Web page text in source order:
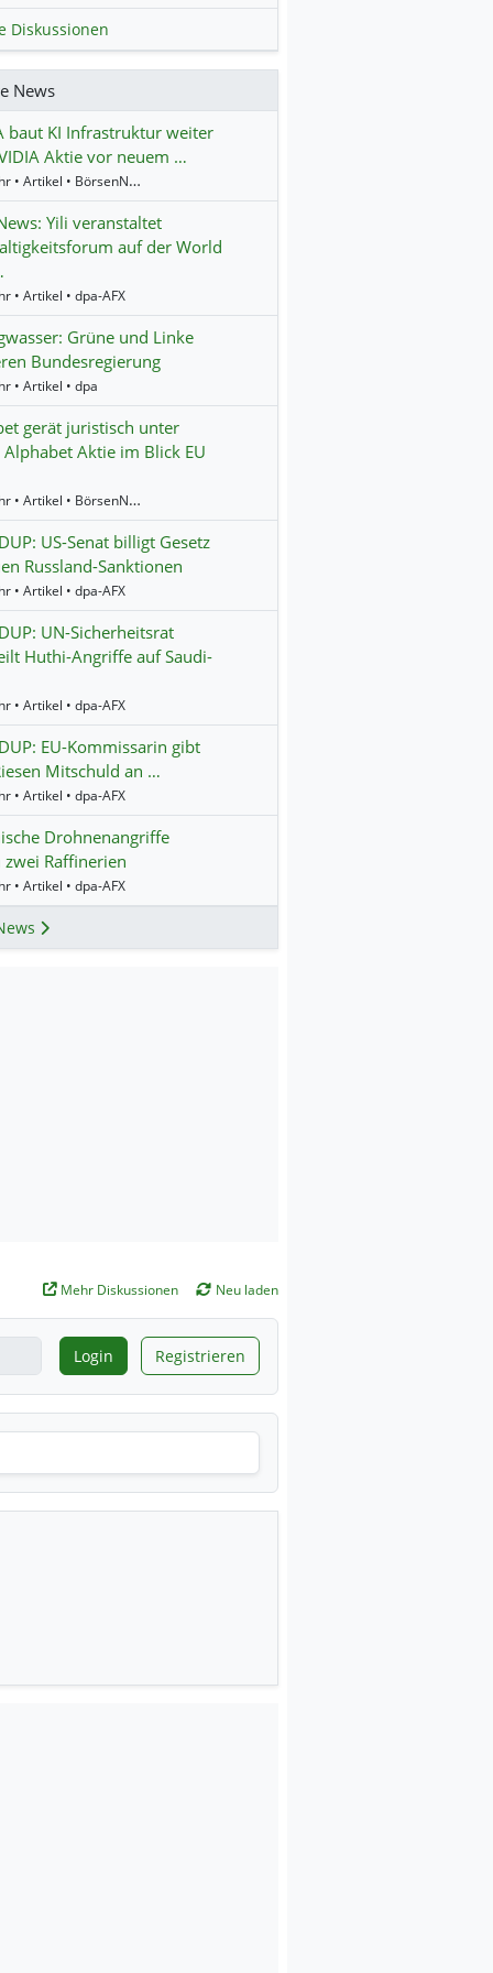
Diskussionen
News
baut KI Infrastruktur weiter
Aktie vor neuem …
16:24 Uhr • Artikel • BörsenNEWS.de
Yili veranstaltet
auf der World
• Artikel • dpa-AFX
Grüne und Linke
Bundesregierung
• Artikel • dpa
gerät juristisch unter
Alphabet Aktie im Blick EU
13:52 Uhr • Artikel • BörsenNEWS.de
US-Senat billigt Gesetz
Russland-Sanktionen
• Artikel • dpa-AFX
UN-Sicherheitsrat
Huthi-Angriffe auf Saudi-
• Artikel • dpa-AFX
EU-Kommissarin gibt
Mitschuld an …
• Artikel • dpa-AFX
Drohnenangriffe
Raffinerien
• Artikel • dpa-AFX
Mehr Diskussionen Neu laden
Login Registrieren